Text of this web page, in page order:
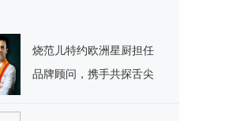
烧范儿特约欧洲星厨担任
品牌顾问，携手共探舌尖